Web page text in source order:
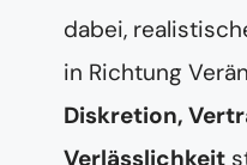
dabei,
in Richtung
Diskretion,
Verlässlichkeit